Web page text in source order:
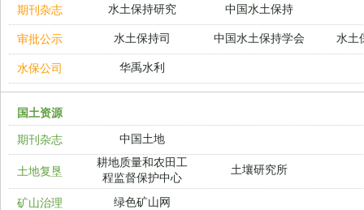
期刊杂志 水土保持研究 中国水土保持
审批公示 水土保持司 中国水土保持学会 水土
水保公司 华禹水利
国土资源
期刊杂志
中国土地
土地复垦
耕地质量和农田工
程监督保护中心
土壤研究所
矿山治理 绿色矿山网